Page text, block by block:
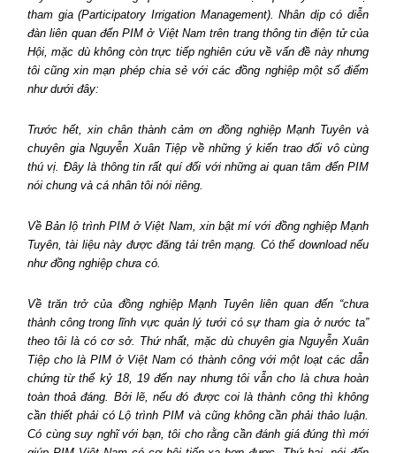
tham gia (Participatory Irrigation Management). Nhân dịp có diễn
đàn liên quan đến PIM ở Việt Nam trên trang thông tin điện tử của
Hội, mặc dù không còn trực tiếp nghiên cứu về vấn đề này nhưng
tôi cũng xin mạn phép chia sẻ với các đồng nghiệp một số điểm
như dưới đây:
Trước hết, xin chân thành cảm ơn đồng nghiệp Mạnh Tuyên và
chuyên gia Nguyễn Xuân Tiệp về những ý kiến trao đổi vô cùng
thú vị. Đây là thông tin rất quí đối với những ai quan tâm đến PIM
nói chung và cá nhân tôi nói riêng.
Về Bản lộ trình PIM ở Việt Nam, xin bật mí với đồng nghiệp Mạnh
Tuyên, tài liệu này được đăng tải trên mạng. Có thể download nếu
như đồng nghiệp chưa có.
Về trăn trở của đồng nghiệp Mạnh Tuyên liên quan đến “chưa
thành công trong lĩnh vực quản lý tưới có sự tham gia ở nước ta”
theo tôi là có cơ sở. Thứ nhất, mặc dù chuyên gia Nguyễn Xuân
Tiệp cho là PIM ở Việt Nam có thành công với một loạt các dẫn
chứng từ thế kỷ 18, 19 đến nay nhưng tôi vẫn cho là chưa hoàn
toàn thoả đáng. Bởi lẽ, nếu đó được coi là thành công thì không
cần thiết phải có Lộ trình PIM và cũng không cần phải thảo luận.
Có cùng suy nghĩ với bạn, tôi cho rằng cần đánh giá đúng thì mới